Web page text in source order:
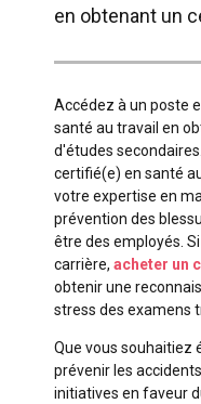
en obtenant un
Accédez à un poste
santé au travail en
d'études secondaires.
certifié(e) en santé
votre expertise en
prévention des
être des employés.
carrière, acheter un
obtenir une
stress des examens
Que vous souhaitiez
prévenir les
initiatives en faveur